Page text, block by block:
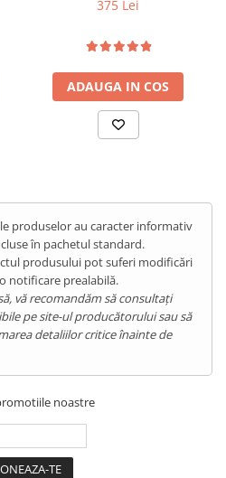
chiar la tine acasă
375 Lei
ADAUGA IN COS
produselor au caracter informativ
în pachetul standard.
produsului pot suferi modificări
notificare prealabilă.
vă recomandăm să consultați
pe site-ul producătorului sau să
detaliilor critice înainte de
noastre